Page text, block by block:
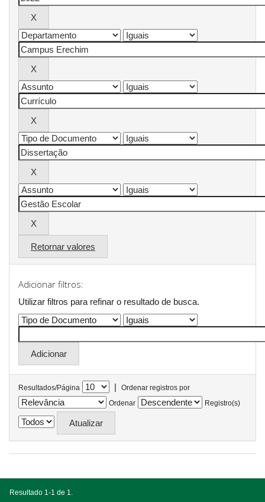
Retornar valores
Adicionar filtros:
Utilizar filtros para refinar o resultado de busca.
Resultados/Página |
Ordenar registros por
Ordenar
Registro(s)
Resultado 1-1 de 1.